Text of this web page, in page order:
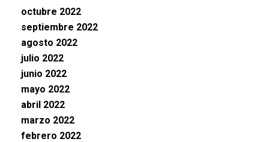
octubre 2022
septiembre 2022
agosto 2022
julio 2022
junio 2022
mayo 2022
abril 2022
marzo 2022
febrero 2022